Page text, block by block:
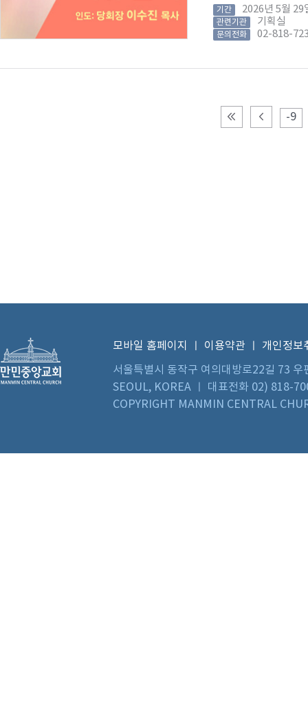
기간 2026년 5월 29
관련기관 기획실
문의전화 02-818-
-9
모바일 홈페이지 이용약관
개인정보
서울특별시 동작구 여의대방로22길 73
SEOUL, KOREA ㅣ 대표전화 02) 818-
COPYRIGHT MANMIN CENTRAL